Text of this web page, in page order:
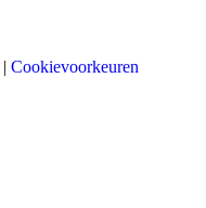
| Cookievoorkeuren